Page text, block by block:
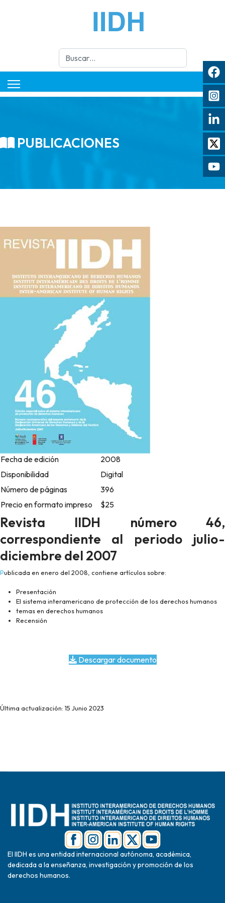
Buscar
PUBLICACIONES
Fecha de edición
2008
Disponibilidad
Digital
Número de páginas
396
Precio en formato impreso
$25
Revista IIDH número 46,
correspondiente al periodo julio-
diciembre del 2007
Publicada en enero del 2008, contiene artículos sobre:
Presentación
El sistema interamericano de protección de los derechos humanos
temas en derechos humanos
Recensión
Descargar documento
Última actualización: 15 Junio 2023
El IIDH es una entidad internacional autónoma, académica,
dedicada a la enseñanza, investigación y promoción de los
derechos humanos.